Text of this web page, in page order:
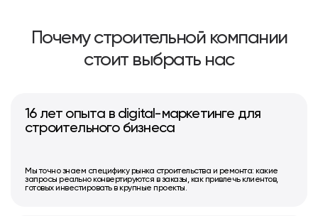
Почему строительной компании
стоит выбрать нас
16 лет опыта в digital-маркетинге для
строительного бизнеса
Мы точно знаем специфику рынка строительства и ремонта: какие
запросы реально конвертируются в заказы, как привлечь клиентов,
готовых инвестировать в крупные проекты.